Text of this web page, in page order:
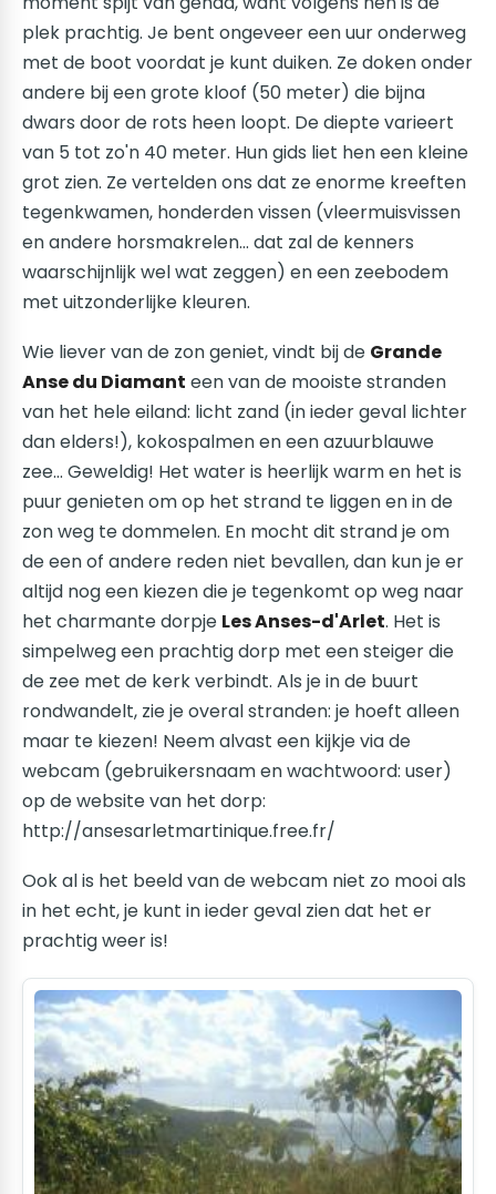
plek prachtig. Je bent ongeveer een uur onderweg
met de boot voordat je kunt duiken. Ze doken onder
andere bij een grote kloof (50 meter) die bijna
dwars door de rots heen loopt. De diepte varieert
van 5 tot zo'n 40 meter. Hun gids liet hen een kleine
grot zien. Ze vertelden ons dat ze enorme kreeften
tegenkwamen, honderden vissen (vleermuisvissen
en andere horsmakrelen... dat zal de kenners
waarschijnlijk wel wat zeggen) en een zeebodem
met uitzonderlijke kleuren.
Wie liever van de zon geniet, vindt bij de Grande
Anse du Diamant een van de mooiste stranden
van het hele eiland: licht zand (in ieder geval lichter
dan elders!), kokospalmen en een azuurblauwe
zee... Geweldig! Het water is heerlijk warm en het is
puur genieten om op het strand te liggen en in de
zon weg te dommelen. En mocht dit strand je om
de een of andere reden niet bevallen, dan kun je er
altijd nog een kiezen die je tegenkomt op weg naar
het charmante dorpje Les Anses-d'Arlet. Het is
simpelweg een prachtig dorp met een steiger die
de zee met de kerk verbindt. Als je in de buurt
rondwandelt, zie je overal stranden: je hoeft alleen
maar te kiezen! Neem alvast een kijkje via de
webcam (gebruikersnaam en wachtwoord: user)
op de website van het dorp:
http://ansesarletmartinique.free.fr/
Ook al is het beeld van de webcam niet zo mooi als
in het echt, je kunt in ieder geval zien dat het er
prachtig weer is!